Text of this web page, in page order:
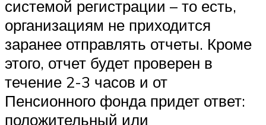
системой регистрации – то есть,
организациям не приходится
заранее отправлять отчеты. Кроме
этого, отчет будет проверен в
течение 2-3 часов и от
Пенсионного фонда придет ответ:
положительный или